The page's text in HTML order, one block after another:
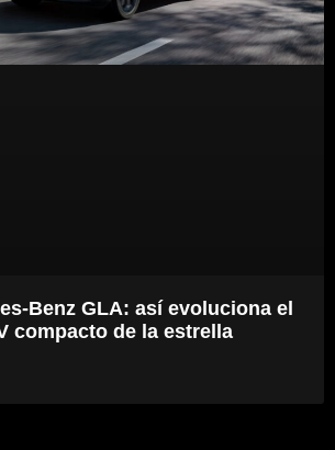
Benz GLA: así evoluciona el
compacto de la estrella